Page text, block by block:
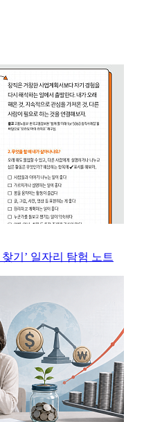
기’ 일자리 탐험 노트